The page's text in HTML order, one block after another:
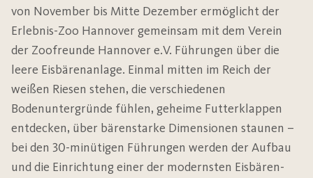
von November bis Mitte Dezember ermöglicht der
Erlebnis-Zoo Hannover gemeinsam mit dem Verein
der Zoofreunde Hannover e.V. Führungen über die
leere Eisbärenanlage. Einmal mitten im Reich der
weißen Riesen stehen, die verschiedenen
Bodenuntergründe fühlen, geheime Futterklappen
entdecken, über bärenstarke Dimensionen staunen –
bei den 30-minütigen Führungen werden der Aufbau
und die Einrichtung einer der modernsten Eisbären-